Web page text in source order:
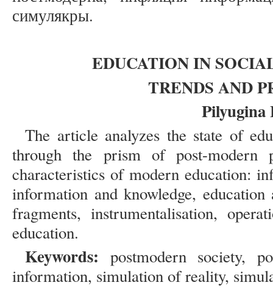
симулякры.
EDUCATION IN
TRENDS AND
Pilyugina
The article analyzes the state of
through the prism of post-modern
characteristics of modern education:
information and knowledge,
fragments, instrumentalisation,
education.
Keywords: postmodern society,
information, simulation of reality,